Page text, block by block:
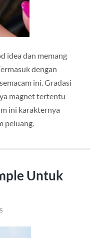
idea dan memang
dengan
ini. Gradasi
magnet tertentu
ini karakternya
peluang.
Untuk